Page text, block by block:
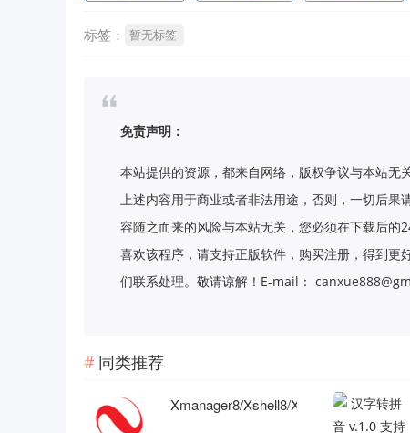
标签： 暂无标签
免责声明：
本站提供的资源，都来自网络，版权争议与本站
上述内容用于商业或者非法用途，否则，一切后
容随之而来的风险与本站无关，您必须在下载后
喜欢该程序，请支持正版软件，购买注册，得到
们联系处理。敬请谅解！E-mail：
同类推荐
Xmanager8/Xshell8/Xftp8